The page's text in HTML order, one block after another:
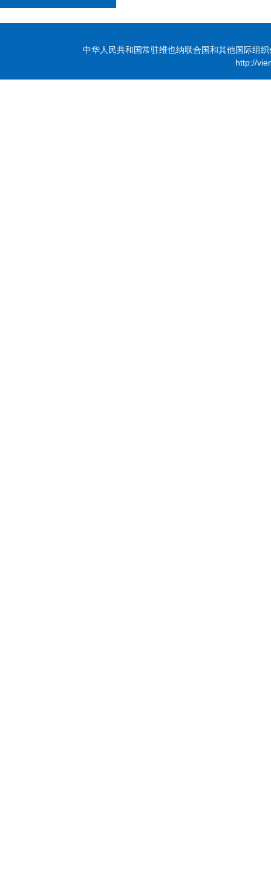
中华人民共和国常驻维也纳联合国和其他国际组
http://